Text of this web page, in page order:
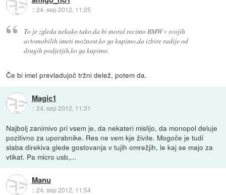
::24. sep 2012, 11:25
To je zgleda nekako tako,da bi moral recimo BMW v svojih
avtomobilih imeti možnost,ko ga kupimo,da izbire radije od
drugih podjetjih,ko ga kupimo.
Če bi imel prevladujoč tržni delež, potem da.
Magic1
::24. sep 2012, 11:31
Najbolj zanimivo pri vsem je, da nekateri mislijo, da monopol deluje
pozitivno za uporabnike. Res ne vem kje živite. Mogoče je tudi
slaba direkiva glede gostovanja v tujih omrežjih, le kaj se majo za
vtikat. Pa micro usb,...
Manu
::24. sep 2012, 11:54